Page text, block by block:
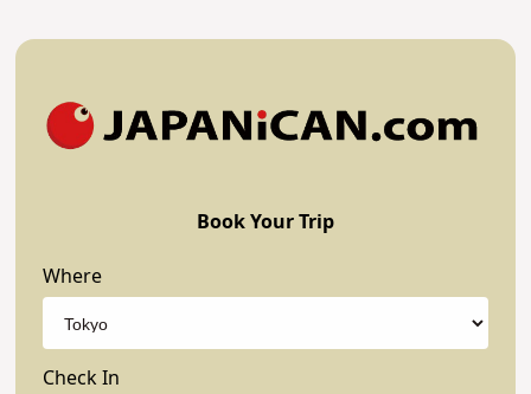
Book Your Trip
Where
Check In